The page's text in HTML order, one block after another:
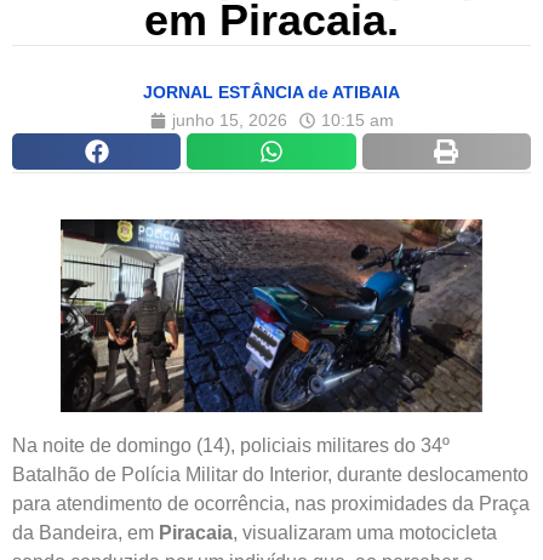
em Piracaia.
JORNAL ESTÂNCIA de ATIBAIA
junho 15, 2026
10:15 am
Na noite de domingo (14), policiais militares do 34º
Batalhão de Polícia Militar do Interior, durante deslocamento
para atendimento de ocorrência, nas proximidades da Praça
da Bandeira, em Piracaia, visualizaram uma motocicleta